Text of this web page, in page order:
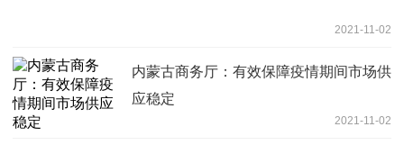
2021-11-02
内蒙古商务厅：有效保障疫情期间市场供
应稳定
2021-11-02